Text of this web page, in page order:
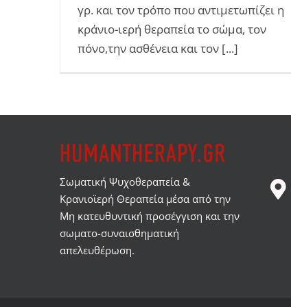
γρ. και τον τρόπο που αντιμετωπίζει η
κράνιο-ιερή θεραπεία το σώμα, τον
πόνο,την ασθένεια και τον [...]
Σωματική Ψυχοθεραπεία &
Κρανιοϊερή Θεραπεία μέσα από την
Μη κατευθυντική προσέγγιση και την
σωματο-συναισθηματική
απελευθέρωση.